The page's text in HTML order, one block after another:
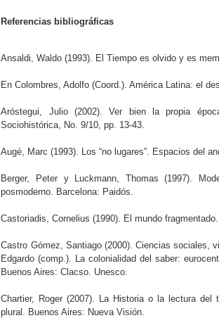
Referencias bibliográficas
Ansaldi, Waldo (1993). El Tiempo es olvido y es
En Colombres, Adolfo (Coord.). América Latina: el
Aróstegui, Julio (2002). Ver bien la propia
Sociohistórica, No. 9/10, pp. 13-43.
Augé, Marc (1993). Los “no lugares”. Espacios del
Berger, Peter y Luckmann, Thomas (1997).
posmoderno. Barcelona: Paidós.
Castoriadis, Cornelius (1990). El mundo
Castro Gómez, Santiago (2000). Ciencias sociales,
Edgardo (comp.). La colonialidad del saber:
Buenos Aires: Clacso. Unesco.
Chartier, Roger (2007). La Historia o la lectura
plural. Buenos Aires: Nueva Visión.